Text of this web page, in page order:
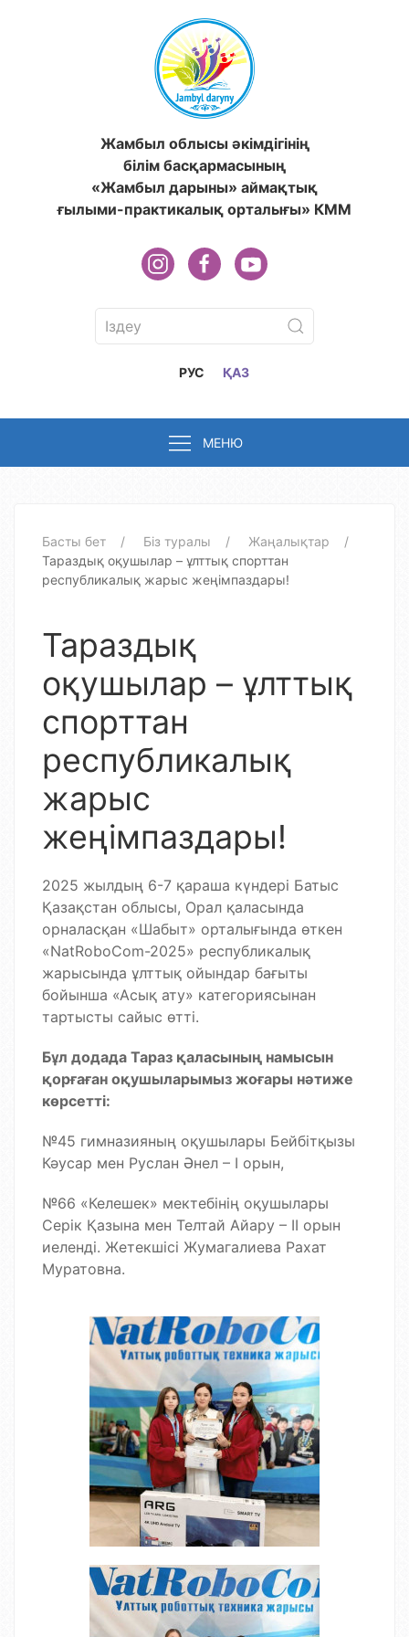
Жамбыл облысы әкімдігінің
білім басқармасының
«Жамбыл дарыны» аймақтық
ғылыми-практикалық орталығы» КММ
РУС ҚАЗ
МЕНЮ
Басты бет Біз туралы
Жаңалықтар
Тараздық оқушылар – ұлттық спорттан
республикалық жарыс жеңімпаздары!
Тараздық
оқушылар – ұлттық
спорттан
республикалық
жарыс
жеңімпаздары!
2025 жылдың 6-7 қараша күндері Батыс
Қазақстан облысы, Орал қаласында
орналасқан «Шабыт» орталығында өткен
«NatRoboCom-2025» республикалық
жарысында ұлттық ойындар бағыты
бойынша «Асық ату» категориясынан
тартысты сайыс өтті.
Бұл додада Тараз қаласының намысын
қорғаған оқушыларымыз жоғары нәтиже
көрсетті:
№45 гимназияның оқушылары Бейбітқызы
Кәусар мен Руслан Әнел – І орын,
№66 «Келешек» мектебінің оқушылары
Серік Қазына мен Телтай Айару – ІІ орын
иеленді. Жетекшісі Жумагалиева Рахат
Муратовна.